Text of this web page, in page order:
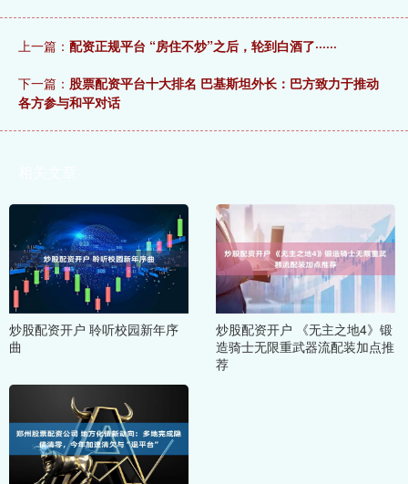
上一篇： 配资正规平台 “房住不炒”之后，轮到白酒了······
下一篇： 股票配资平台十大排名 巴基斯坦外长：巴方致力于推动
各方参与和平对话
炒股配资开户 聆听校园新年序
曲
炒股配资开户 《无主之地4》锻
造骑士无限重武器流配装加点推
荐